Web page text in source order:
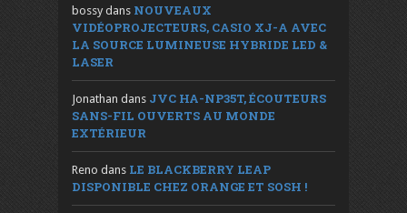
bossy dans NOUVEAUX
VIDÉOPROJECTEURS, CASIO XJ-A AVEC
LA SOURCE LUMINEUSE HYBRIDE LED &
LASER
Jonathan dans JVC HA-NP35T, ÉCOUTEURS
SANS-FIL OUVERTS AU MONDE
EXTÉRIEUR
Reno dans LE BLACKBERRY LEAP
DISPONIBLE CHEZ ORANGE ET SOSH !